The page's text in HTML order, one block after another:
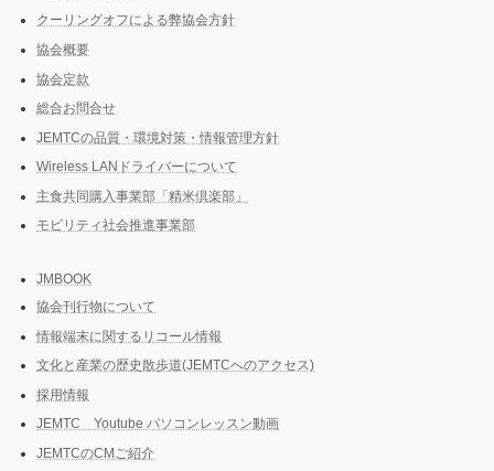
クーリングオフによる弊協会方針
協会概要
協会定款
総合お問合せ
JEMTCの品質・環境対策・情報管理方針
Wireless LANドライバーについて
主食共同購入事業部「精米倶楽部」
モビリティ社会推進事業部
JMBOOK
協会刊行物について
情報端末に関するリコール情報
文化と産業の歴史散歩道(JEMTCへのアクセス)
採用情報
JEMTC Youtube パソコンレッスン動画
JEMTCのCMご紹介